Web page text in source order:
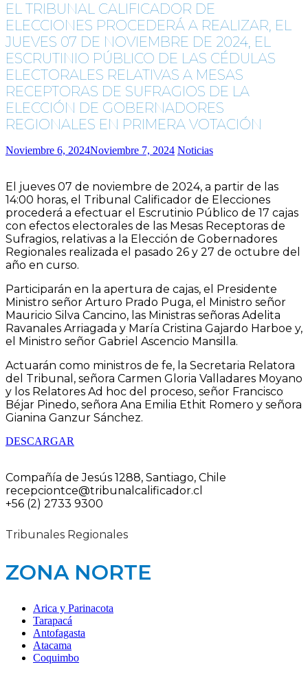
EL TRIBUNAL CALIFICADOR DE
ELECCIONES PROCEDERÁ A REALIZAR, EL
JUEVES 07 DE NOVIEMBRE DE 2024, EL
ESCRUTINIO PÚBLICO DE LAS CÉDULAS
ELECTORALES RELATIVAS A MESAS
RECEPTORAS DE SUFRAGIOS DE LA
ELECCIÓN DE GOBERNADORES
REGIONALES EN PRIMERA VOTACIÓN
Noviembre 6, 2024Noviembre 7, 2024 Noticias
El jueves 07 de noviembre de 2024, a partir de las
14:00 horas, el Tribunal Calificador de Elecciones
procederá a efectuar el Escrutinio Público de 17 cajas
con efectos electorales de las Mesas Receptoras de
Sufragios, relativas a la Elección de Gobernadores
Regionales realizada el pasado 26 y 27 de octubre del
año en curso.
Participarán en la apertura de cajas, el Presidente
Ministro señor Arturo Prado Puga, el Ministro señor
Mauricio Silva Cancino, las Ministras señoras Adelita
Ravanales Arriagada y María Cristina Gajardo Harboe y,
el Ministro señor Gabriel Ascencio Mansilla.
Actuarán como ministros de fe, la Secretaria Relatora
del Tribunal, señora Carmen Gloria Valladares Moyano
y los Relatores Ad hoc del proceso, señor Francisco
Béjar Pinedo, señora Ana Emilia Ethit Romero y señora
Gianina Ganzur Sánchez.
DESCARGAR
Compañía de Jesús 1288, Santiago, Chile
recepciontce@tribunalcalificador.cl
+56 (2) 2733 9300
Tribunales Regionales
ZONA NORTE
Arica y Parinacota
Tarapacá
Antofagasta
Atacama
Coquimbo